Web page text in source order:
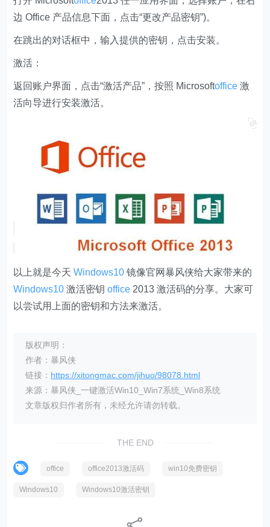
边 Office 产品信息下面，点击“更改产品密钥”)。
在跳出的对话框中，输入提供的密钥，点击安装。
激活：
返回账户界面，点击“激活产品”，按照 Microsoftoffice 激
活向导进行安装激活。
以上就是今天Windows10 镜像官网暴风侠给大家带来的
Windows10 激活密钥office 2013 激活码的分享。大家可
以尝试用上面的密钥和方法来激活。
版权声明：
作者：暴风侠
链接： https://xitongmac.com/jihuo/98078.html
来源：暴风侠_一键激活Win10_Win7系统_Win8系统
文章版权归作者所有，未经允许请勿转载。
THE END
office office2013激活码 win10免费密钥
Windows10 Windows10激活密钥